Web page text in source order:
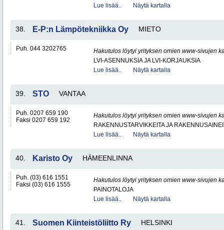
Lue lisää..
Näytä kartalla
38. E-P:n Lämpötekniikka Oy MIETO
Puh. 044 3202765
Hakutulos löytyi yrityksen omien www-sivujen
LVI-ASENNUKSIA JA LVI-KORJAUKSIA
Lue lisää..
Näytä kartalla
39. STO VANTAA
Puh. 0207 659 190
Faksi 0207 659 192
Hakutulos löytyi yrityksen omien www-sivujen
RAKENNUSTARVIKKEITA JA
Lue lisää..
Näytä kartalla
40. Karisto Oy HÄMEENLINNA
Puh. (03) 616 1551
Faksi (03) 616 1555
Hakutulos löytyi yrityksen omien www-sivujen
PAINOTALOJA
Lue lisää..
Näytä kartalla
41. Suomen Kiinteistöliitto Ry HELSINKI